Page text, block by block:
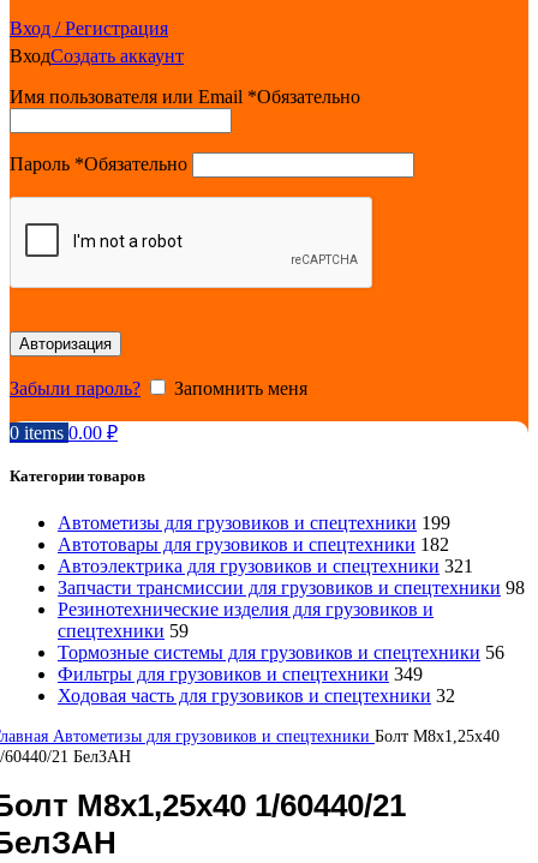
Вход / Регистрация
ВходСоздать аккаунт
Имя пользователя или Email *Обязательно
Пароль *Обязательно
Авторизация
Забыли пароль? Запомнить меня
0 items 0.00 ₽
Категории товаров
Автометизы для грузовиков и спецтехники 199
Автотовары для грузовиков и спецтехники 182
Автоэлектрика для грузовиков и спецтехники 321
Запчасти трансмиссии для грузовиков и спецтехники 98
Резинотехнические изделия для грузовиков и
спецтехники 59
Тормозные системы для грузовиков и спецтехники 56
Фильтры для грузовиков и спецтехники 349
Ходовая часть для грузовиков и спецтехники 32
Автометизы для грузовиков и спецтехники Болт М8х1,25х40
60440/21 БелЗАН
М8х1,25х40 1/60440/21